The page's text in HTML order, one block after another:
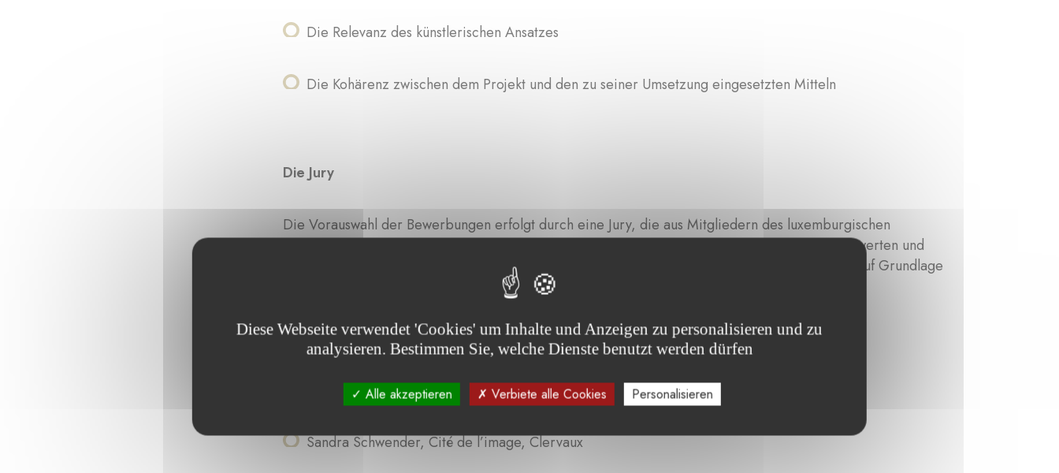
Die Relevanz des künstlerischen Ansatzes
Die Kohärenz zwischen dem Projekt und den zu seiner Umsetzung eingesetzten Mitteln
Die Jury
Die Vorauswahl der Bewerbungen erfolgt durch eine Jury, die aus Mitgliedern des luxemburgischen
Kultursektors besteht. Ihre Aufgabe ist es, jede Bewerbung hinsichtlich ihrer Zulässigkeit zu bewerten und
dem Verwaltungsausschuss der Spuerkeess Foundation jene Bewerbungen vorzuschlagen, die auf Grundlage
der Bewertungskriterien eine finanzielle Unterstützung erhalten sollen.
Die Jury setzt sich wie folgt zusammen:
Paul Di Felice, unabhängiger Kurator, Präsident von EMOP
Sandra Schwender, Cité de l’image, Clervaux
Diese Webseite verwendet 'Cookies' um Inhalte und Anzeigen zu personalisieren und zu
analysieren. Bestimmen Sie, welche Dienste benutzt werden dürfen
Alle akzeptieren Verbiete alle Cookies Personalisieren